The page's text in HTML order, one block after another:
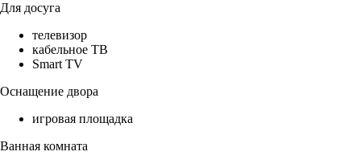
Для досуга
телевизор
кабельное ТВ
Smart TV
Оснащение двора
игровая площадка
Ванная комната